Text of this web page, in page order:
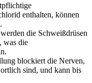
enthalten, können
die⁣ Schweißdrüsen
was die⁤
blockiert die Nerven,
sind, und kann bis